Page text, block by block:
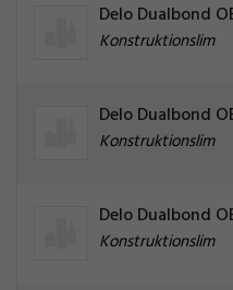
Delo Dualbond
Konstruktionslim
Delo Dualbond
Konstruktionslim
Delo Dualbond
Konstruktionslim